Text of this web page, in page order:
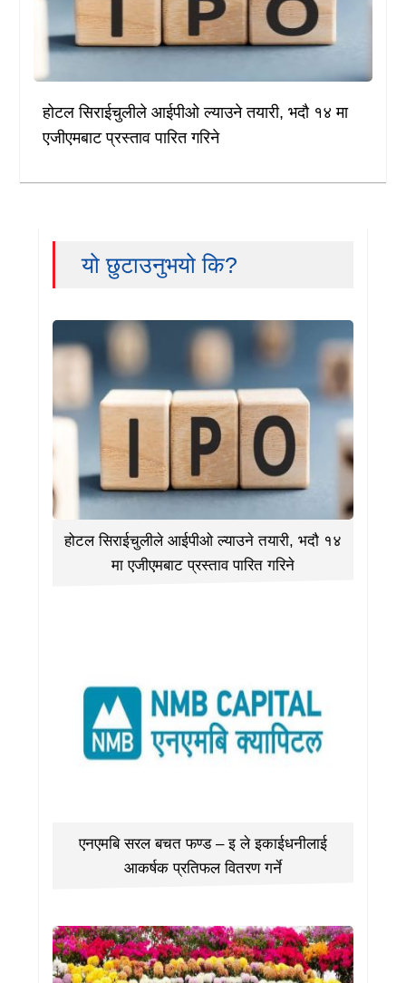
होटल सिराईचुलीले आईपीओ ल्याउने तयारी, भदौ १४ मा
एजीएमबाट प्रस्ताव पारित गरिने
यो छुटाउनुभयो कि?
होटल सिराईचुलीले आईपीओ ल्याउने तयारी, भदौ १४
मा एजीएमबाट प्रस्ताव पारित गरिने
एनएमबि सरल बचत फण्ड – इ ले इकाईधनीलाई
आकर्षक प्रतिफल वितरण गर्ने